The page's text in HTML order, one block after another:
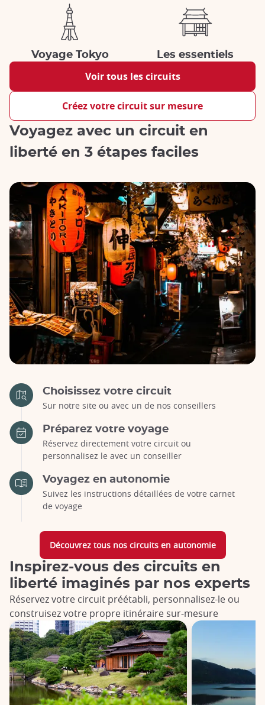
Voyage Tokyo Les essentiels
Voir tous les circuits
Créez votre circuit sur mesure
Voyagez avec un circuit en
liberté en 3 étapes faciles
Choisissez votre circuit
Sur notre site ou avec un de nos conseillers
Préparez votre voyage
Réservez directement votre circuit ou
personnalisez le avec un conseiller
Voyagez en autonomie
Suivez les instructions détaillées de votre carnet
de voyage
Découvrez tous nos circuits en autonomie
Inspirez-vous des circuits en
liberté imaginés par nos experts
Réservez votre circuit préétabli, personnalisez-le ou
construisez votre propre itinéraire sur-mesure